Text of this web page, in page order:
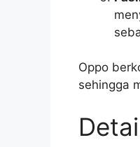
Oppo
sehingga